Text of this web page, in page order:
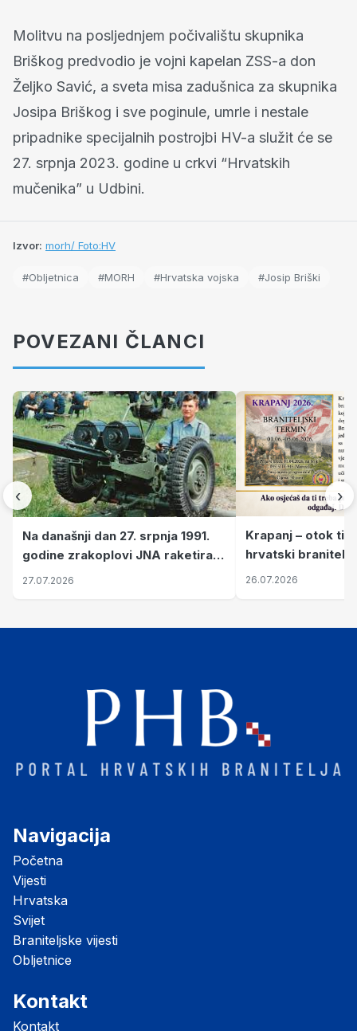
Molitvu na posljednjem počivalištu skupnika
Briškog predvodio je vojni kapelan ZSS-a don
Željko Savić, a sveta misa zadušnica za skupnika
Josipa Briškog i sve poginule, umrle i nestale
pripadnike specijalnih postrojbi HV-a služit će se
27. srpnja 2023. godine u crkvi “Hrvatskih
mučenika” u Udbini.
Izvor: morh/ Foto:HV
#Obljetnica #MORH #Hrvatska vojska #Josip Briški
POVEZANI ČLANCI
‹
Na današnji dan 27. srpnja 1991.
godine zrakoplovi JNA raketirali
su vojarnu i obučni centar "Nikola
27.07.2026
Krapanj – otok
hrvatski branitelji
pronalaze mir
26.07.2026
›
Navigacija
Početna
Vijesti
Hrvatska
Svijet
Braniteljske vijesti
Obljetnice
Kontakt
Kontakt